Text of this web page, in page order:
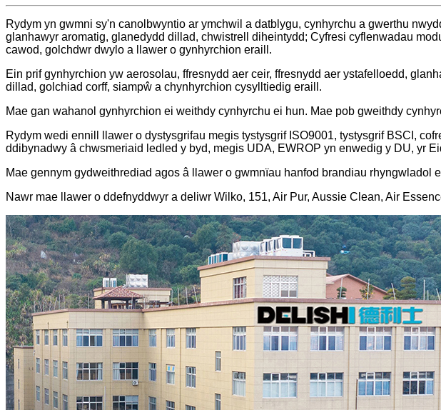
Rydym yn gwmni sy'n canolbwyntio ar ymchwil a datblygu, cynhyrchu a gwerthu
glanhawyr aromatig, glanedydd dillad, chwistrell diheintydd; Cyfresi cyflenwadau
cawod, golchdwr dwylo a llawer o gynhyrchion eraill.
Ein prif gynhyrchion yw aerosolau, ffresnydd aer ceir, ffresnydd aer ystafelloedd,
dillad, golchiad corff, siampŵ a chynhyrchion cysylltiedig eraill.
Mae gan wahanol gynhyrchion ei weithdy cynhyrchu ei hun. Mae pob gweithdy
Rydym wedi ennill llawer o dystysgrifau megis tystysgrif ISO9001, tystysgrif BSCI,
ddibynadwy â chwsmeriaid ledled y byd, megis UDA, EWROP yn enwedig y DU, yr
Mae gennym gydweithrediad agos â llawer o gwmnïau hanfod brandiau rhyngwladol
Nawr mae llawer o ddefnyddwyr a deliwr Wilko, 151, Air Pur, Aussie Clean, Air